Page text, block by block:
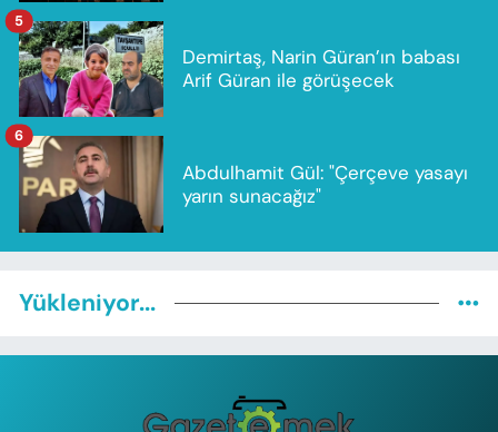
Demirtaş, Narin Güran’ın babası
Arif Güran ile görüşecek
5
Abdulhamit Gül: "Çerçeve yasayı
yarın sunacağız"
6
Yükleniyor...